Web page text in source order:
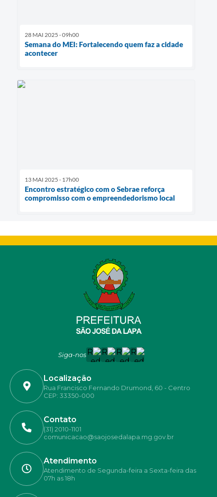
28 MAI 2025 - 09h00
Semana do MEI: Fortalecendo quem faz a cidade
acontecer
13 MAI 2025 - 17h00
Encontro estratégico com o Sebrae reforça
compromisso com o empreendedorismo local
Siga-nos
Localização
Rua Francisco Fernando Drumond, 60 - Centro
CEP: 33350-000
Contato
(31) 2010-1101
comunicacao@saojosedalapa.mg.gov.br
Atendimento
Atendimento de Segunda-feira a Sexta-feira das
07h as 18h